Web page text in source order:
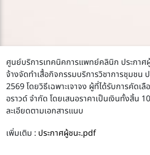
ศูนย์บริการเทคนิคการแพทย์คลินิก ประกาศ
จ้างจัดทำเสื้อกิจกรรมบริการวิชาการชุมชน
2569 โดยวิธีเฉพาะเจาจง ผู้ที่ได้รับการคัดเ
อราวด์ จำกัด โดยเสนอราคาเป็นเงินทั้งสิ้น
ละเอียดตามเอกสารแนบ
เพิ่มเติม : ประกาศผู้ชนะ.pdf